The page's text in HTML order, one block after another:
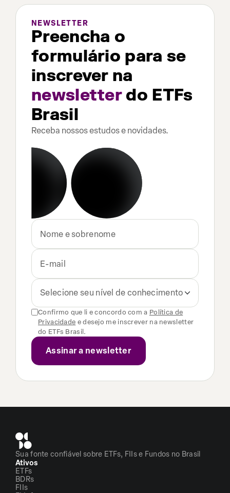
NEWSLETTER
Preencha o
formulário para se
inscrever na
newsletterdo ETFs
Brasil
Receba nossos estudos e novidades.
Selecione seu nível de conhecimento
Confirmo que li e concordo com a Política de
Privacidade e desejo me inscrever na newsletter
do ETFs Brasil.
Sua fonte confiável sobre ETFs, FIIs e Fundos no Brasil
Ativos
ETFs
BDRs
FIIs